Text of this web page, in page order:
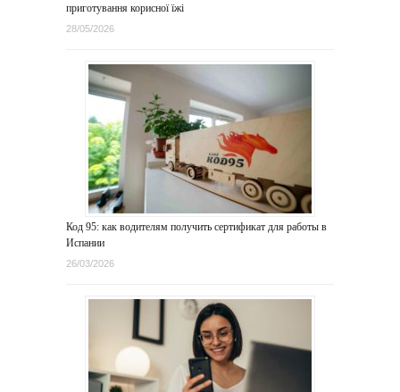
приготування корисної їжі
28/05/2026
Код 95: как водителям получить сертификат для работы в
Испании
26/03/2026